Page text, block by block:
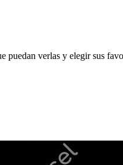
verlas y elegir sus